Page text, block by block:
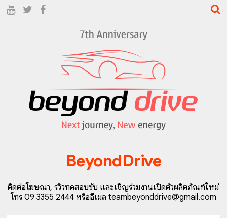
BeyondDrive
ติดต่อโฆษณา, รีวิวทดสอบขับ และเชิญร่วมงานเปิดตัวผลิตภัณฑ์ใหม่
โทร 09 3355 2444 หรืออีเมล teambeyonddrive@gmail.com